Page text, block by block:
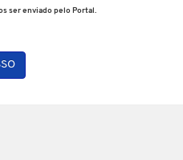
ser enviado pelo Portal.